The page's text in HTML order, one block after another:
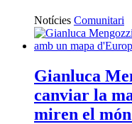
Notícies Comunitari
Gianluca
canviar la
miren el